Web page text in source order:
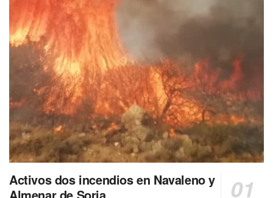
Activos dos incendios en Navaleno y